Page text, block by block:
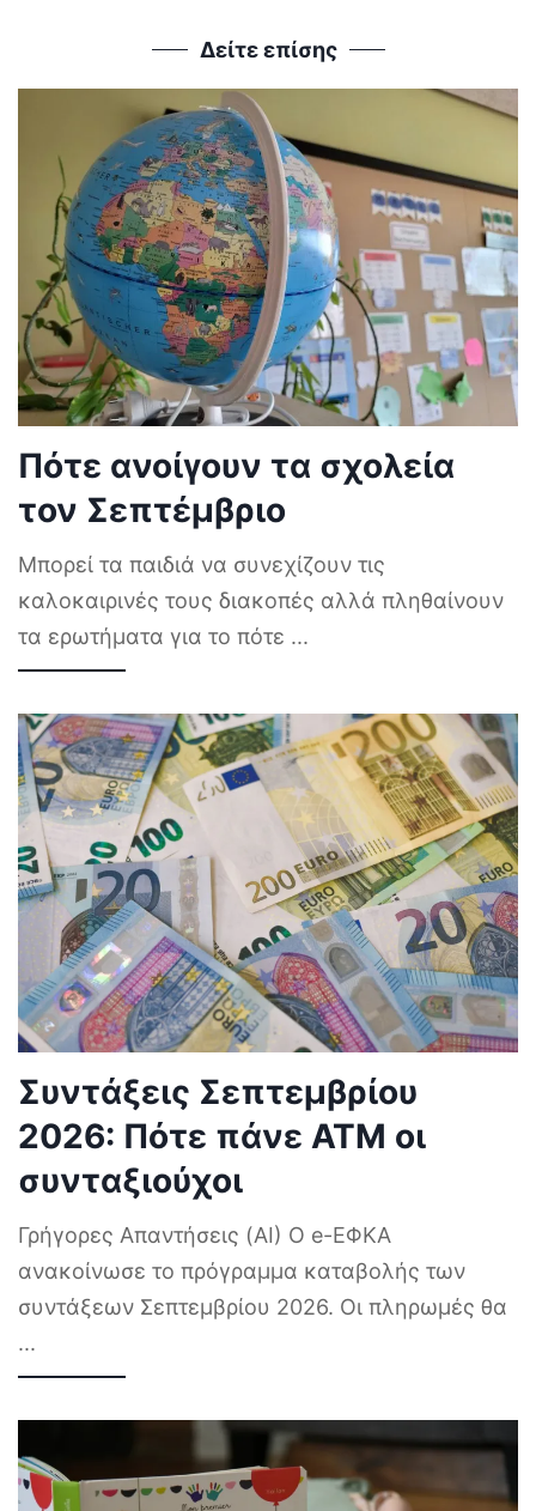
Δείτε επίσης
Πότε ανοίγουν τα σχολεία
τον Σεπτέμβριο
Μπορεί τα παιδιά να συνεχίζουν τις
καλοκαιρινές τους διακοπές αλλά πληθαίνουν
τα ερωτήματα για το πότε ...
Συντάξεις Σεπτεμβρίου
2026: Πότε πάνε ΑΤΜ οι
συνταξιούχοι
Γρήγορες Απαντήσεις (AI) Ο e-ΕΦΚΑ
ανακοίνωσε το πρόγραμμα καταβολής των
συντάξεων Σεπτεμβρίου 2026. Οι πληρωμές θα
...